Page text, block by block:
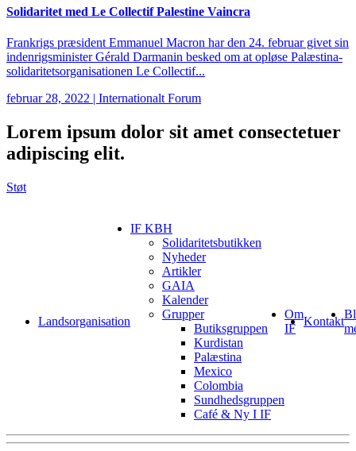
Solidaritet med Le Collectif Palestine Vaincra
Frankrigs præsident Emmanuel Macron har den 24. februar givet sin
indenrigsminister Gérald Darmanin besked om at opløse Palæstina-
solidaritetsorganisationen Le Collectif...
februar 28, 2022 | Internationalt Forum
Lorem ipsum dolor sit amet consectetuer
adipiscing elit.
Støt
Landsorganisation
IF KBH
Solidaritetsbutikken
Nyheder
Artikler
GAIA
Kalender
Grupper
Butiksgruppen
Kurdistan
Palæstina
Mexico
Colombia
Sundhedsgruppen
Café & Ny I IF
Om
IF
Kontakt